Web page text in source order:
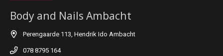
Body and Nails Ambacht
Perengaarde 113, Hendrik Ido Ambacht
078 8795 164